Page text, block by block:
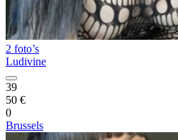
2 foto’s
Ludivine
39
50 €
0
Brussels